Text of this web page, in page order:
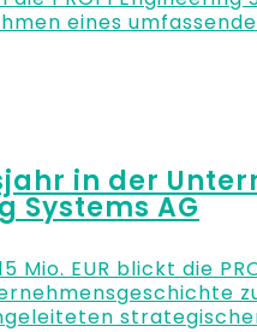
eines
in der
Systems AG
Mio. EUR blickt die